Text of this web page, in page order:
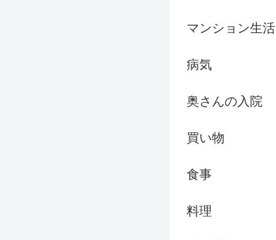
マンション生活
病気
奥さんの入院
買い物
食事
料理